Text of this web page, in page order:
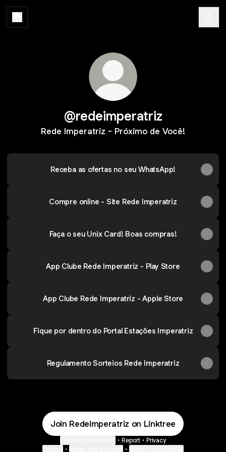
@redeimperatriz
Rede Imperatriz - Próximo de Você!
Receba as ofertas no seu WhatsApp!
Compre online - Site Rede Imperatriz
Faça o seu Unix Card! Boas compras!
App Clube Rede Imperatriz - Play Store
App Clube Rede Imperatriz - Apple Store
Fique por dentro do Portal Estações Imperatriz
Regulamento Sorteios Rede Imperatriz
Join RedeImperatriz on Linktree
• Report • Privacy
• •